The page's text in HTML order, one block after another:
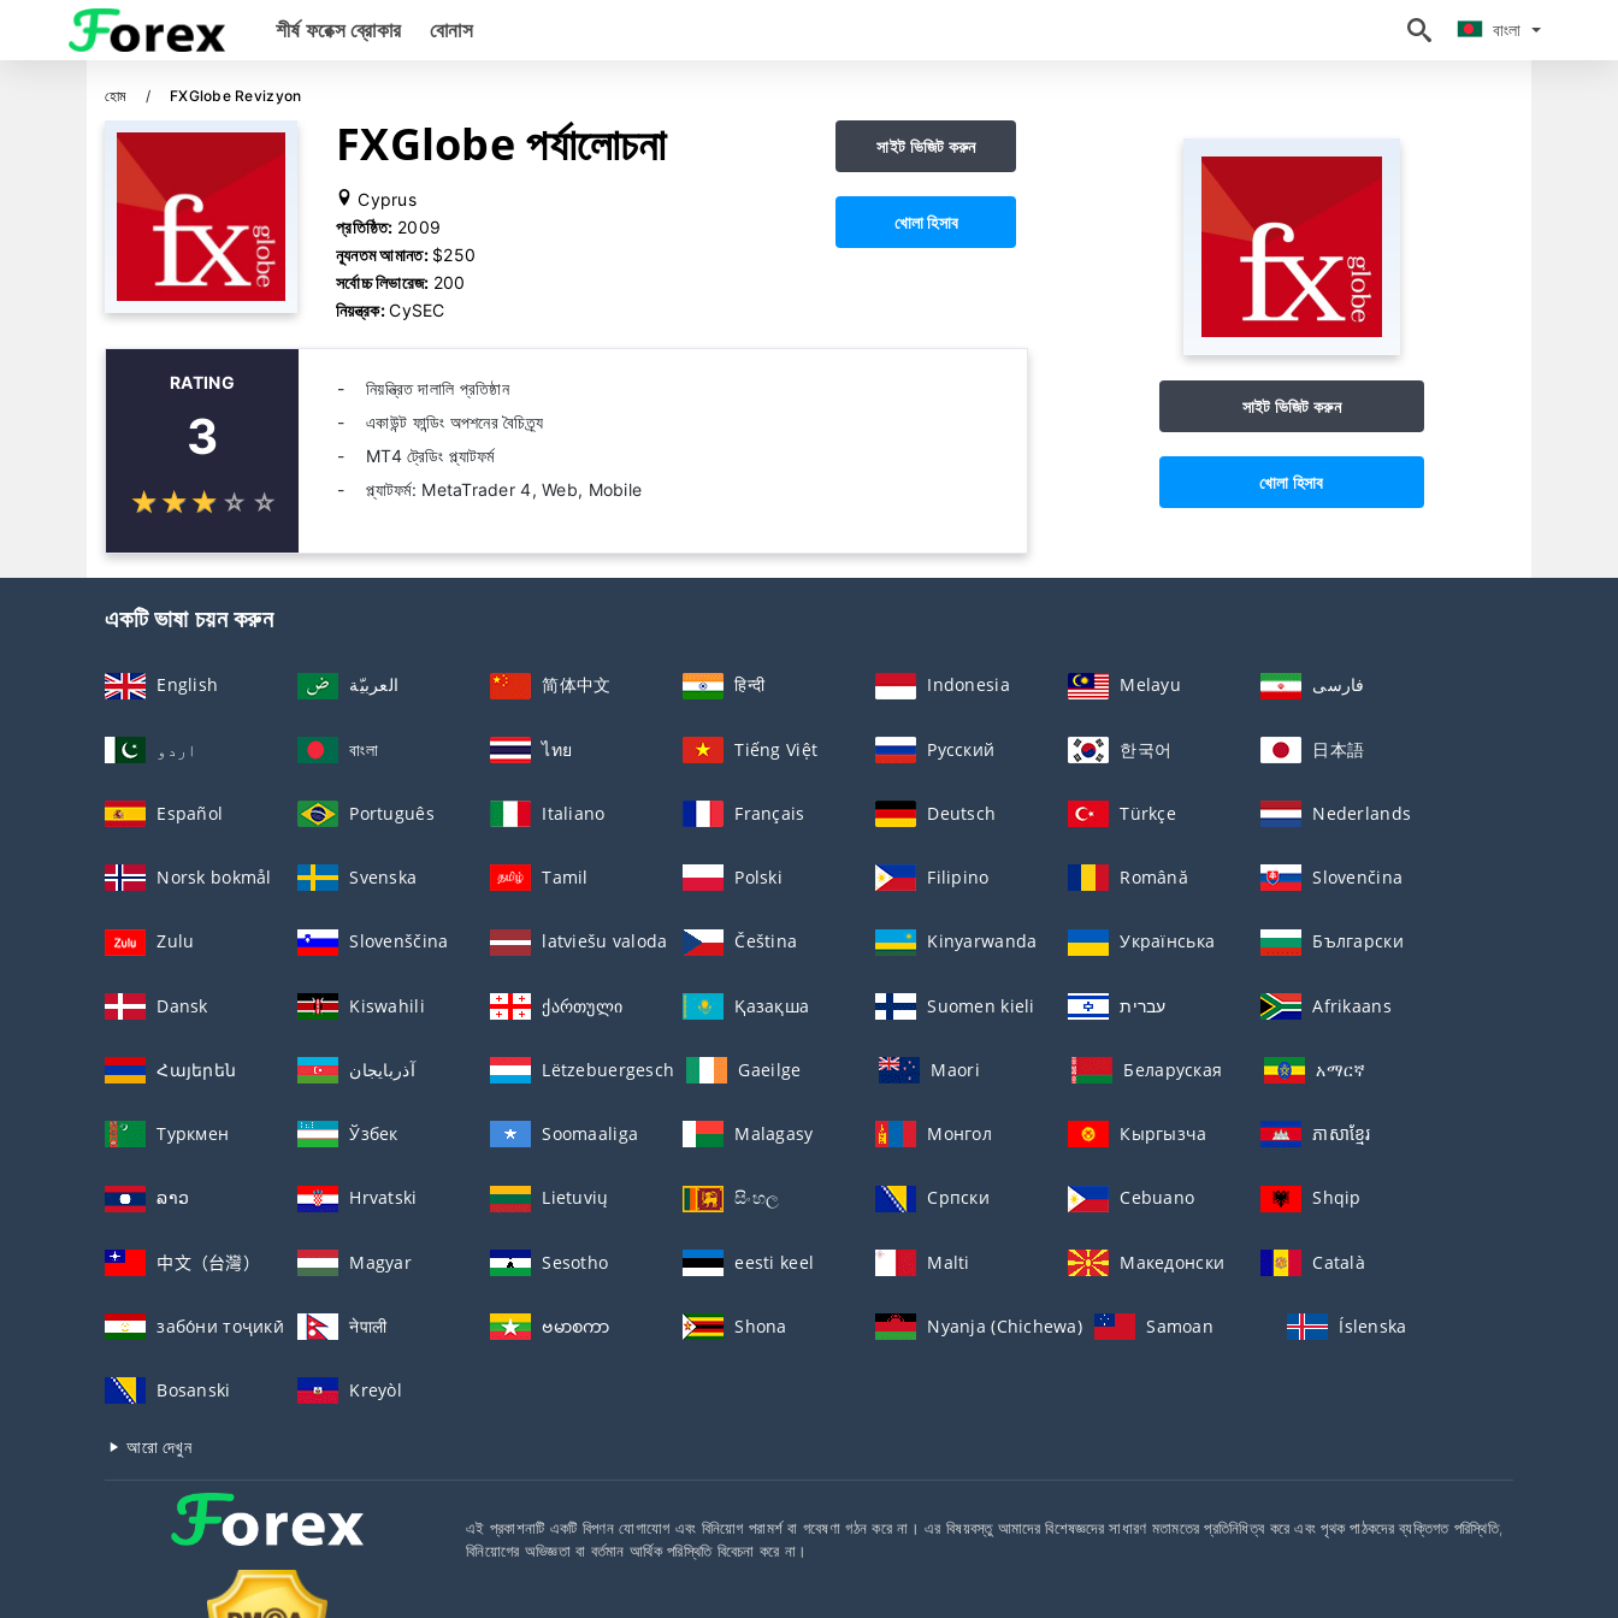
শীর্ষ ফরেক্স ব্রোকার বোনাস বাংলা
হোম FXGlobe Revizyon
FXGlobe পর্যালোচনা
Cyprus
প্রতিষ্ঠিত: 2009
ন্যূনতম আমানত: $250
সর্বোচ্চ লিভারেজ: 200
নিয়ন্ত্রক:CySEC
সাইট ভিজিট করুন
খোলা হিসাব
RATING
3
☆☆☆ ☆ ☆
★★★ ★ ★
নিয়ন্ত্রিত দালালি প্রতিষ্ঠান
একাউন্ট ফান্ডিং অপশনের বৈচিত্র্য
MT4 ট্রেডিং প্ল্যাটফর্ম
প্ল্যাটফর্ম: MetaTrader 4, Web, Mobile
সাইট ভিজিট করুন
খোলা হিসাব
একটি ভাষা চয়ন করুন
English العربيّة 简体中文 हिन्दी Indonesia Melayu فارسی
اردو বাংলা ไทย Tiếng Việt Русский 한국어 日本語
Español Português Italiano Français Deutsch Türkçe Nederlands
Norsk bokmål Svenska Tamil Polski Filipino Română Slovenčina
Zulu Slovenščina latviešu valoda Čeština Kinyarwanda Українська Български
Dansk Kiswahili ქართული Қазақша Suomen kieli עברית Afrikaans
Հայերեն آذربايجان Lëtzebuergesch Gaeilge Maori Беларуская አማርኛ
Туркмен Ўзбек Soomaaliga Malagasy Монгол Кыргызча ភាសាខ្មែរ
ລາວ Hrvatski Lietuvių සිංහල Српски Cebuano Shqip
中文（台灣） Magyar Sesotho eesti keel Malti Македонски Català
забо́ни тоҷикӣ́ नेपाली ဗမာစကာ Shona Nyanja (Chichewa) Samoan Íslenska
Bosanski Kreyòl
আরো দেখুন
এই প্রকাশনাটি একটি বিপণন যোগাযোগ এবং বিনিয়োগ পরামর্শ বা গবেষণা গঠন করে না। এর বিষয়বস্তু আমাদের বিশেষজ্ঞদের সাধারণ মতামতের প্রতিনিধিত্ব করে এবং পৃথক পাঠকদের ব্যক্তিগত পরিস্থিতি,
বিনিয়োগের অভিজ্ঞতা বা বর্তমান আর্থিক পরিস্থিতি বিবেচনা করে না।